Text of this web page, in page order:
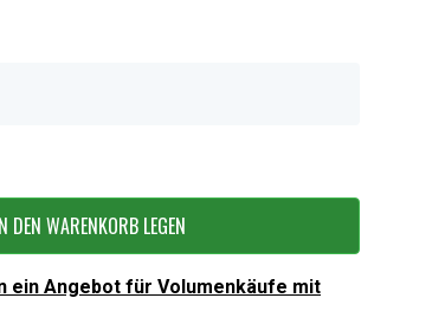
DEN WARENKORB LEGEN
ein Angebot für Volumenkäufe mit